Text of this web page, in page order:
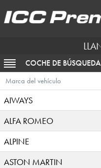
ACTIVAR NAVEGACIÓN
COCHE DE BÚSQUEDA
Marca del vehículo
AIWAYS
ALFA ROMEO
ALPINE
ASTON MARTIN